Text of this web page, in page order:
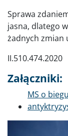
Sprawa
jasna, dlatego
żadnych zmian
II.510.474.2020
Załączniki:
Dokument
MS o